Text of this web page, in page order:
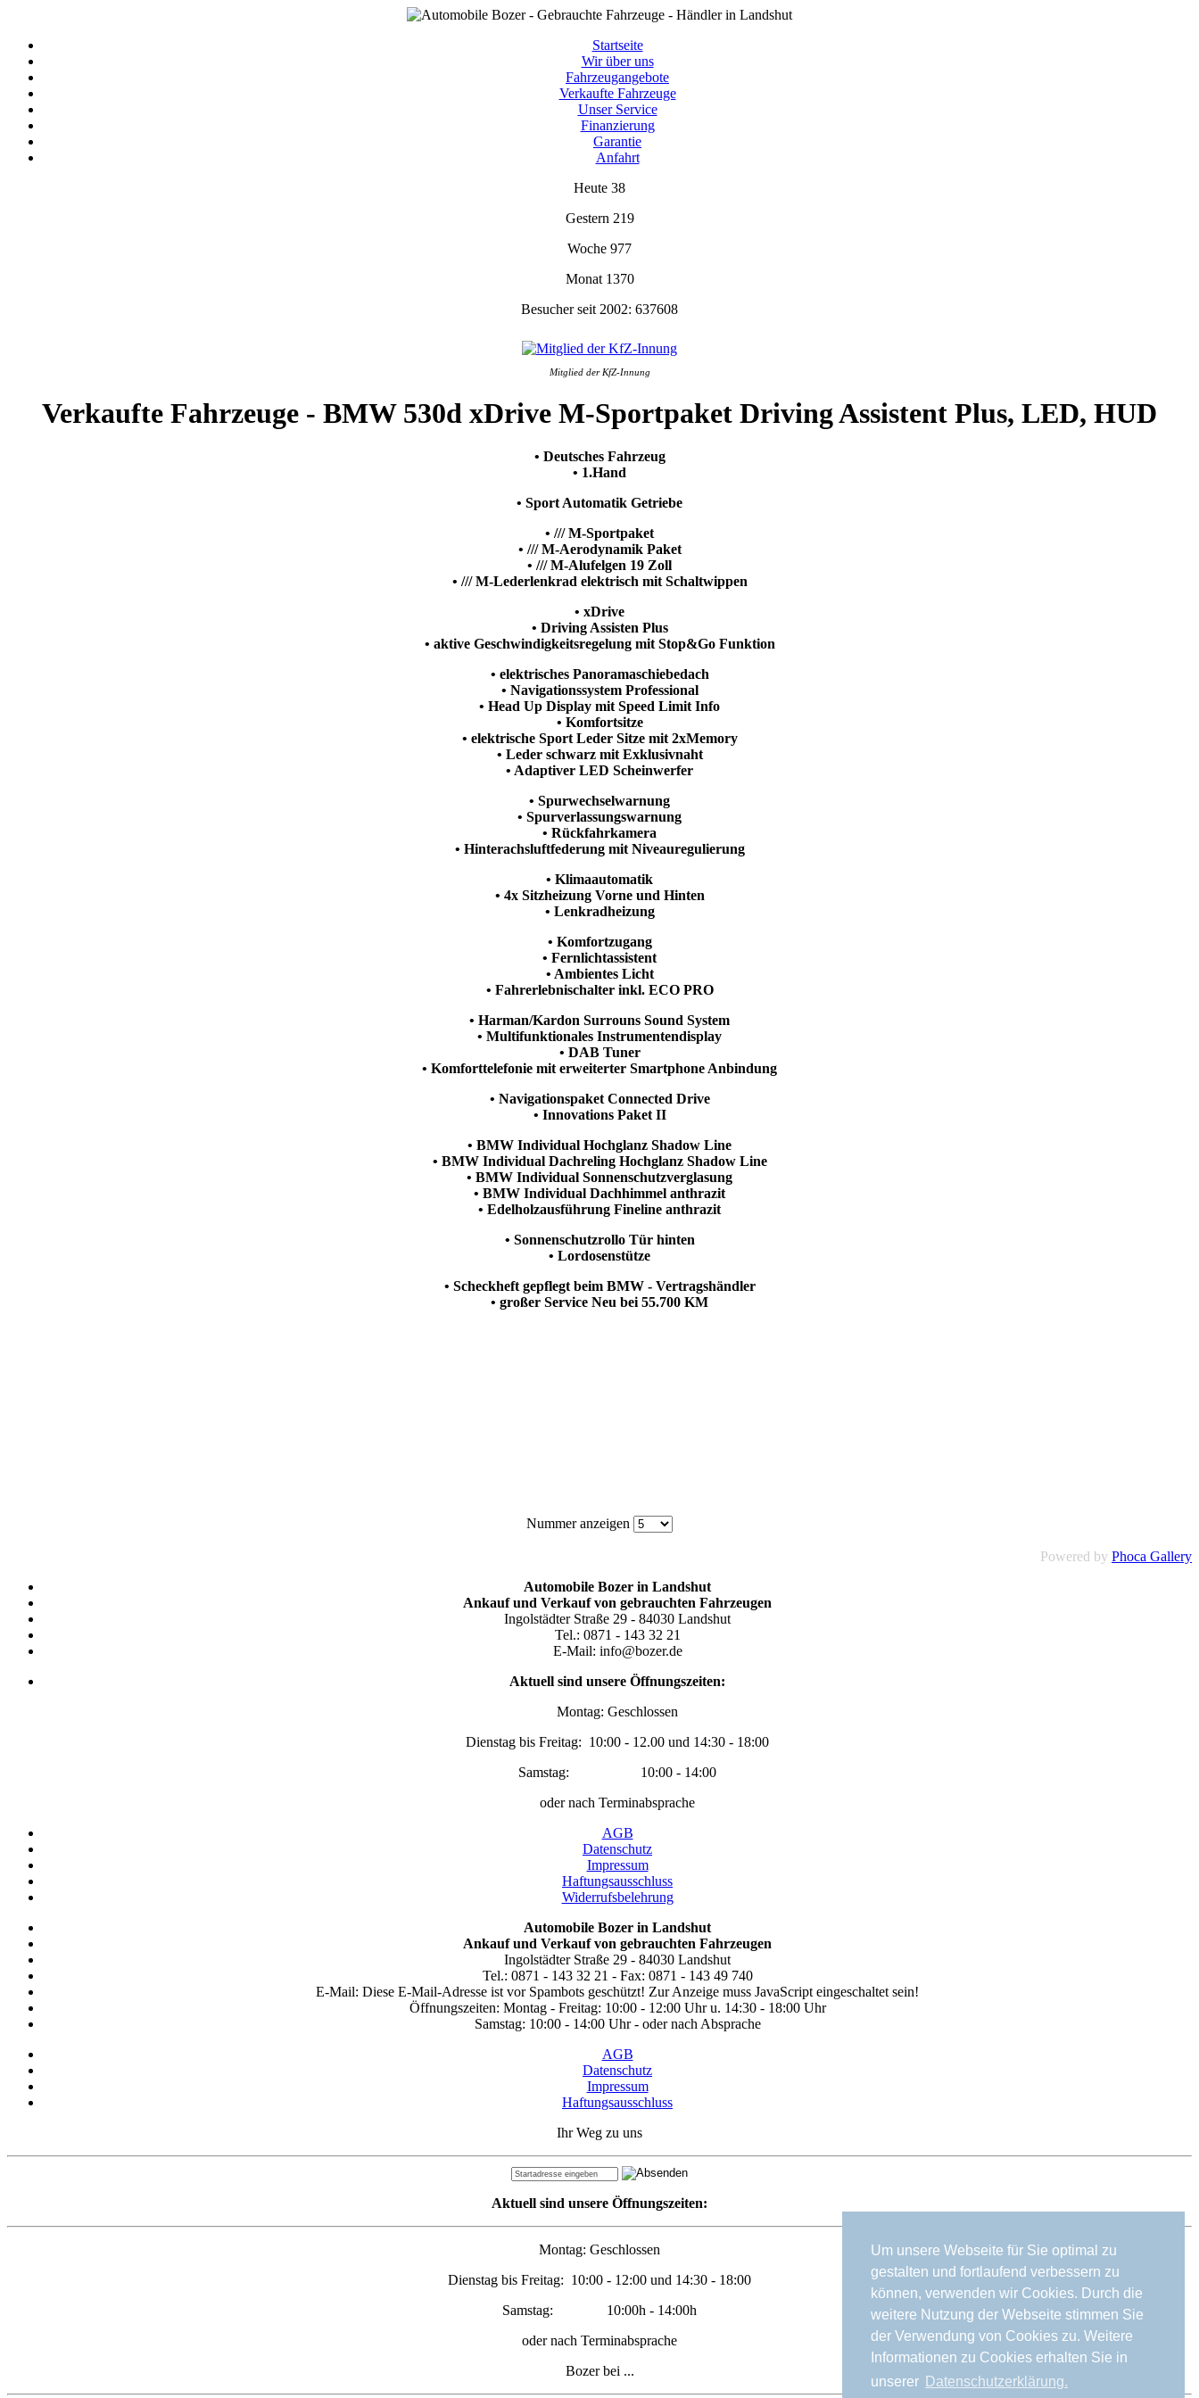
Um unsere Webseite für Sie optimal zu
gestalten und fortlaufend verbessern zu
können, verwenden wir Cookies. Durch die
weitere Nutzung der Webseite stimmen Sie
der Verwendung von Cookies zu. Weitere
Informationen zu Cookies erhalten Sie in
unserer Datenschutzerklärung.
Startseite
Wir über uns
Fahrzeugangebote
Verkaufte Fahrzeuge
Unser Service
Finanzierung
Garantie
Anfahrt
Heute 38
Gestern 219
Woche 977
Monat 1370
Besucher seit 2002: 637608
Mitglied der KfZ-Innung
Verkaufte Fahrzeuge - BMW 530d xDrive M-Sportpaket Driving Assistent Plus, LED, HUD
• Deutsches Fahrzeug
• 1.Hand
• Sport Automatik Getriebe
• /// M-Sportpaket
• /// M-Aerodynamik Paket
• /// M-Alufelgen 19 Zoll
• /// M-Lederlenkrad elektrisch mit Schaltwippen
• xDrive
• Driving Assisten Plus
• aktive Geschwindigkeitsregelung mit Stop&Go Funktion
• elektrisches Panoramaschiebedach
• Navigationssystem Professional
• Head Up Display mit Speed Limit Info
• Komfortsitze
• elektrische Sport Leder Sitze mit 2xMemory
• Leder schwarz mit Exklusivnaht
• Adaptiver LED Scheinwerfer
• Spurwechselwarnung
• Spurverlassungswarnung
• Rückfahrkamera
• Hinterachsluftfederung mit Niveauregulierung
• Klimaautomatik
• 4x Sitzheizung Vorne und Hinten
• Lenkradheizung
• Komfortzugang
• Fernlichtassistent
• Ambientes Licht
• Fahrerlebnischalter inkl. ECO PRO
• Harman/Kardon Surrouns Sound System
• Multifunktionales Instrumentendisplay
• DAB Tuner
• Komforttelefonie mit erweiterter Smartphone Anbindung
• Navigationspaket Connected Drive
• Innovations Paket II
• BMW Individual Hochglanz Shadow Line
• BMW Individual Dachreling Hochglanz Shadow Line
• BMW Individual Sonnenschutzverglasung
• BMW Individual Dachhimmel anthrazit
• Edelholzausführung Fineline anthrazit
• Sonnenschutzrollo Tür hinten
• Lordosenstütze
• Scheckheft gepflegt beim BMW - Vertragshändler
• großer Service Neu bei 55.700 KM
Nummer anzeigen
Powered by Phoca Gallery
Automobile Bozer in Landshut
Ankauf und Verkauf von gebrauchten Fahrzeugen
Ingolstädter Straße 29 - 84030 Landshut
Tel.: 0871 - 143 32 21
E-Mail: info@bozer.de
Aktuell sind unsere Öffnungszeiten:
Montag: Geschlossen
Dienstag bis Freitag: 10:00 - 12.00 und 14:30 - 18:00
Samstag: 10:00 - 14:00
oder nach Terminabsprache
AGB
Datenschutz
Impressum
Haftungsausschluss
Widerrufsbelehrung
Automobile Bozer in Landshut
Ankauf und Verkauf von gebrauchten Fahrzeugen
Ingolstädter Straße 29 - 84030 Landshut
Tel.: 0871 - 143 32 21 - Fax: 0871 - 143 49 740
E-Mail: Diese E-Mail-Adresse ist vor Spambots geschützt! Zur Anzeige muss JavaScript eingeschaltet sein!
Öffnungszeiten: Montag - Freitag: 10:00 - 12:00 Uhr u. 14:30 - 18:00 Uhr
Samstag: 10:00 - 14:00 Uhr - oder nach Absprache
AGB
Datenschutz
Impressum
Haftungsausschluss
Ihr Weg zu uns
Aktuell sind unsere Öffnungszeiten:
Montag: Geschlossen
Dienstag bis Freitag: 10:00 - 12:00 und 14:30 - 18:00
Samstag: 10:00h - 14:00h
oder nach Terminabsprache
Bozer bei ...